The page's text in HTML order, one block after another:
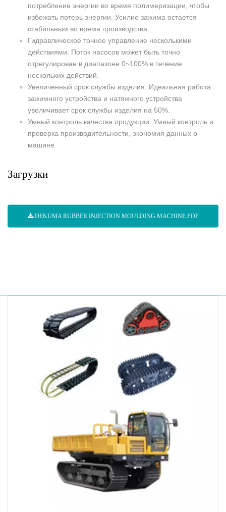
потребление энергии во время полимеризации, чтобы
избежать потерь энергии. Усилие зажима остается
стабильным во время производства.
Гидравлическое точное управление несколькими
действиями: Поток насосов может быть точно
отрегулирован в диапазоне 0~100% в течение
нескольких действий.
Увеличенный срок службы изделия: Идеальная работа
зажимного устройства и натяжного устройства
увеличивает срок службы изделия на 50%.
Умный контроль качества продукции: Умный контроль и
проверка производительности, экономия данных о
машине.
Загрузки
DEKUMA RUBBER INJECTION MOULDING MACHINE.PDF